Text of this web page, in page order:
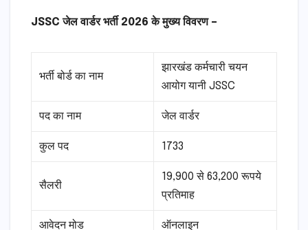
JSSC जेल वार्डर भर्ती 2026 के मुख्य विवरण –
भर्ती बोर्ड का नाम
झारखंड कर्मचारी चयन
आयोग यानी JSSC
पद का नाम जेल वार्डर
कुल पद 1733
सैलरी
19,900 से 63,200 रूपये
प्रतिमाह
आवेदन मोड ऑनलाइन